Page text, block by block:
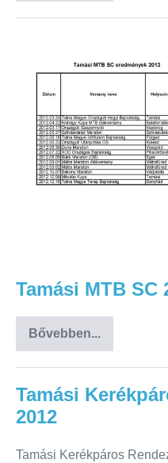
Tamási MTB SC
Bővebben...
Tamási
2012
Tamási Kerékpáros